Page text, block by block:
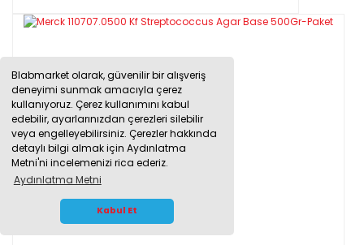
Blabmarket olarak, güvenilir bir alışveriş
deneyimi sunmak amacıyla çerez
kullanıyoruz. Çerez kullanımını kabul
edebilir, ayarlarınızdan çerezleri silebilir
veya engelleyebilirsiniz. Çerezler hakkında
detaylı bilgi almak için Aydınlatma
Metni'ni incelemenizi rica ederiz.
Aydınlatma Metni
Kabul Et
WHATSAPP İLETİŞİM